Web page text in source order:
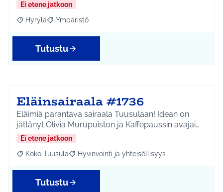
Ei etene jatkoon
Rajaa tulokset aihepiirin mukaan: Hyrylä
Hyrylä Rajaa tulokset teeman mukaan: Ympäristö
Ympäristö
Tutustu
Eläinsairaala #1736
Eläimiä parantava sairaala Tuusulaan! Idean on
jättänyt Olivia Murupuiston ja Kaffepaussin avajai…
Ei etene jatkoon
Rajaa tulokset aihepiirin mukaan: Koko Tuusula
Koko Tuusula Rajaa tulokset teeman mukaan: Hyvinvointi ja
Hyvinvointi ja yhteisöllisyys
Tutustu